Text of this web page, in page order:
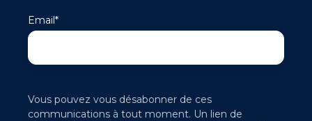
Email *
Vous pouvez vous désabonner de ces
communications à tout moment. Un lien de